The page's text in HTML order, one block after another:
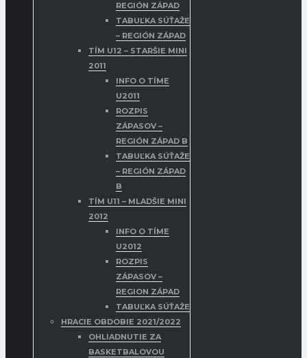
REGIÓN ZÁPAD
TABUĽKA SÚŤAŽE
– REGIÓN ZÁPAD
TÍM U12 – STARŠIE MINI
2011
INFO O TÍME
U2011
ROZPIS
ZÁPASOV –
REGIÓN ZÁPAD B
TABUĽKA SÚŤAŽE
– REGIÓN ZÁPAD
B
TÍM U11 – MLADŠIE MINI
2012
INFO O TÍME
U2012
ROZPIS
ZÁPASOV –
REGION ZÁPAD
TABUĽKA SÚŤAŽE
HRACIE OBDOBIE 2021/2022
OHLIADNUTIE ZA
BASKETBALOVOU